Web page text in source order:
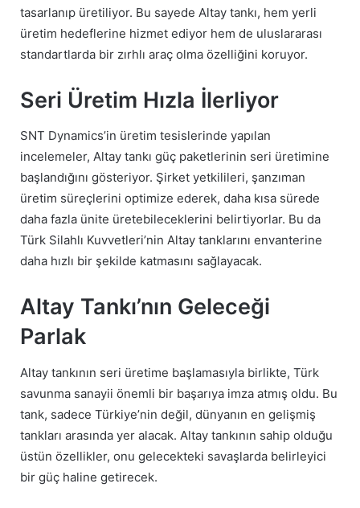
tasarlanıp üretiliyor. Bu sayede Altay tankı, hem yerli
üretim hedeflerine hizmet ediyor hem de uluslararası
standartlarda bir zırhlı araç olma özelliğini koruyor.
Seri Üretim Hızla İlerliyor
SNT Dynamics’in üretim tesislerinde yapılan
incelemeler, Altay tankı güç paketlerinin seri üretimine
başlandığını gösteriyor. Şirket yetkilileri, şanzıman
üretim süreçlerini optimize ederek, daha kısa sürede
daha fazla ünite üretebileceklerini belirtiyorlar. Bu da
Türk Silahlı Kuvvetleri’nin Altay tanklarını envanterine
daha hızlı bir şekilde katmasını sağlayacak.
Altay Tankı’nın Geleceği
Parlak
Altay tankının seri üretime başlamasıyla birlikte, Türk
savunma sanayii önemli bir başarıya imza atmış oldu. Bu
tank, sadece Türkiye’nin değil, dünyanın en gelişmiş
tankları arasında yer alacak. Altay tankının sahip olduğu
üstün özellikler, onu gelecekteki savaşlarda belirleyici
bir güç haline getirecek.